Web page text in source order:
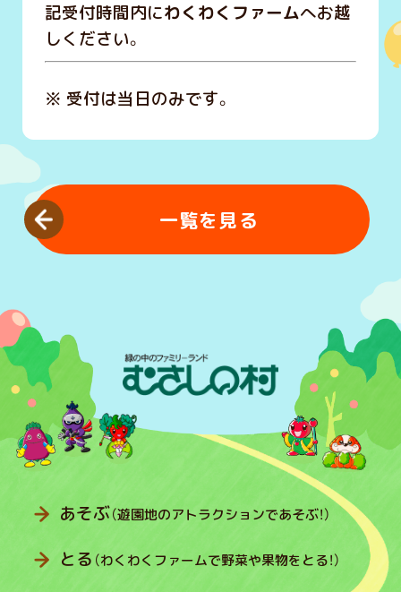
記受付時間内にわくわくファームへお越
しください。
※ 受付は当日のみです。
一覧を見る
あそぶ（遊園地のアトラクションであそぶ！）
とる （わくわくファームで野菜や果物をとる！）